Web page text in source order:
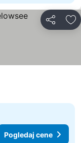
Deli
Pogledaj cene